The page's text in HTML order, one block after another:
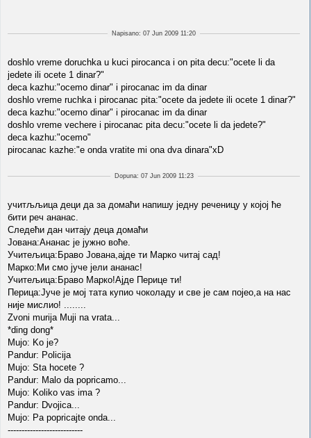
Napisano: 07 Jun 2009 11:20
doshlo vreme doruchka u kuci pirocanca i on pita decu:"ocete li da
jedete ili ocete 1 dinar?"
deca kazhu:"ocemo dinar" i pirocanac im da dinar
doshlo vreme ruchka i pirocanac pita:"ocete da jedete ili ocete 1 dinar?"
deca kazhu:"ocemo dinar" i pirocanac im da dinar
doshlo vreme vechere i pirocanac pita decu:"ocete li da jedete?"
deca kazhu:"ocemo"
pirocanac kazhe:"e onda vratite mi ona dva dinara"xD
Dopuna: 07 Jun 2009 11:23
учитљљица деци да за домаћи напишу једну реченицу у којој ће
бити реч ананас.
Следећи дан читају деца домаћи
Јована:Ананас је јужно воће.
Учитељица:Браво Јована,ајде ти Марко читај сад!
Марко:Ми смо јуче јели ананас!
Учитељица:Браво Марко!Ајде Перице ти!
Перица:Јуче је мој тата купио чоколаду и све је сам појео,а на нас
није мислио! ........
Zvoni murija Muji na vrata...
*ding dong*
Mujo: Ko je?
Pandur: Policija
Mujo: Sta hocete ?
Pandur: Malo da popricamo...
Mujo: Koliko vas ima ?
Pandur: Dvojica...
Mujo: Pa popricajte onda...
---------------------------